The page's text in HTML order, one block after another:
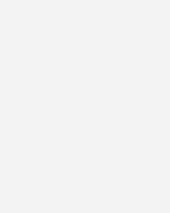
Aufsatzstück und
Einbau. Die Hebeanlage
Grauwasser ist je nach
GTF 500 oder GTF
Pumpe GTF 500
Kondensatabwasser.